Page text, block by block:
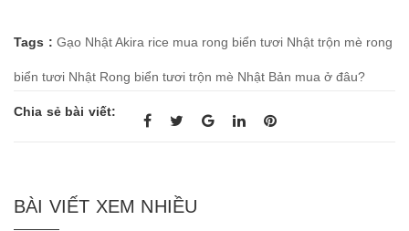
Tags : Gạo Nhật Akira rice mua rong biển tươi Nhật trộn mè rong
biển tươi Nhật Rong biển tươi trộn mè Nhật Bản mua ở đâu?
Chia sẻ bài viết:
BÀI VIẾT XEM NHIỀU